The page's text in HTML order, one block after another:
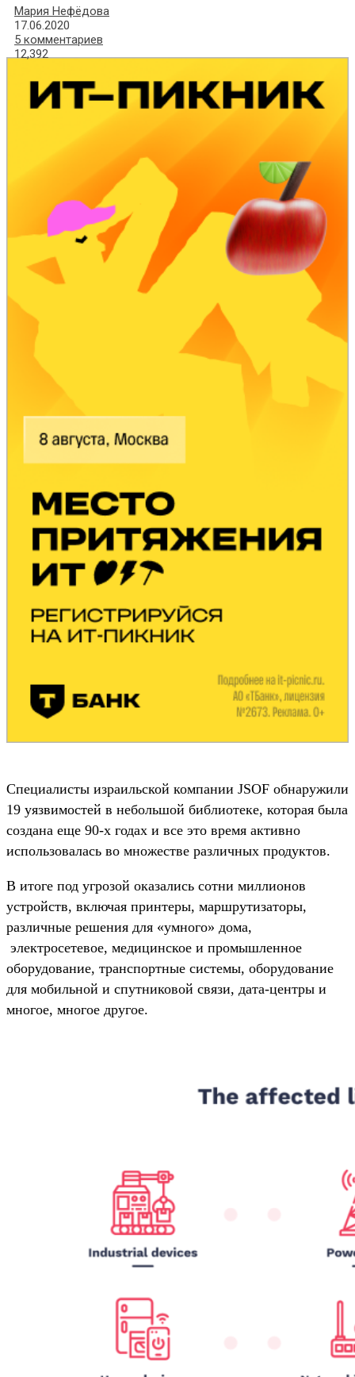
Мария Нефёдова
17.06.2020
5 комментариев
12,392
Специалисты израильской компании JSOF обнаружили
19 уязвимостей в небольшой библиотеке, которая была
создана еще 90-х годах и все это время активно
использовалась во множестве различных продуктов.
В итоге под угрозой оказались сотни миллионов
устройств, включая принтеры, маршрутизаторы,
различные решения для «умного» дома,
электросетевое, медицинское и промышленное
оборудование,­ транспортные системы, оборудование
для мобильной и спутниковой связи, дата-центры и
многое, многое другое.